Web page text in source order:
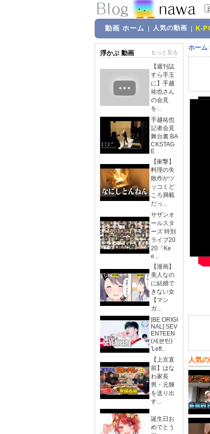
動画 ホーム 人気の動画 K-
浮かぶ 動画 もっと見る
【週刊誌
すら手玉
に】手越
祐也さん
の会見
を...
手越祐也
記者会見
舞台裏 BA
CKSTAG
E
【衝撃】
料理の失
敗作がツ
ッコミど
ころ満載
だっ...
サザンオ
ールスタ
ーズ 特別
ライブ20
20「Ke
e...
【漫画】
美人なの
に結婚で
きない女
【マン
ガ...
[BE ORIGI
NAL] SEV
ENTEEN
(세븐틴)
'Left...
【上京直
前】はな
わ家長
男・元輝
を送り出
す...
誕生日お
めでとう
ホーム
人気